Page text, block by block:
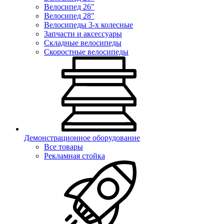
Велосипед 26"
Велосипед 28"
Велосипеды 3-х колесные
Запчасти и аксессуары
Складные велосипеды
Скоростные велосипеды
Демонстрационное оборудование
Все товары
Рекламная стойка